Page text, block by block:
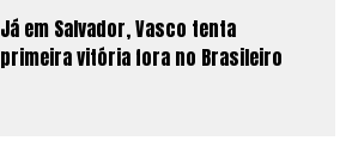
Já em Salvador, Vasco tenta
primeira vitória fora no Brasileiro